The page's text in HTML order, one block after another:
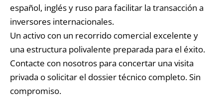
español, inglés y ruso para facilitar la transacción a
inversores internacionales.
Un activo con un recorrido comercial excelente y
una estructura polivalente preparada para el éxito.
Contacte con nosotros para concertar una visita
privada o solicitar el dossier técnico completo. Sin
compromiso.